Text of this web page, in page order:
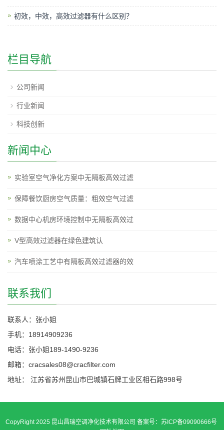
初效，中效，高效过滤器有什么区别？
栏目导航
公司新闻
行业新闻
科技创新
新闻中心
实验室空气净化方案中无隔板高效过滤
保障餐饮厨房空气质量：粗效空气过滤
数据中心机房环境控制中无隔板高效过
V型高效过滤器在绿色建筑认
汽车喷涂工艺中有隔板高效过滤器的效
联系我们
联系人：张小姐
手机：18914909236
电话：张小姐189-1490-9236
邮箱：cracsales08@cracfilter.com
地址： 江苏省苏州昆山市巴城镇石牌工业区相石路998号
CopyRight 2025 昆山昌瑞空调净化技术有限公司 备案号：苏ICP备09090666号